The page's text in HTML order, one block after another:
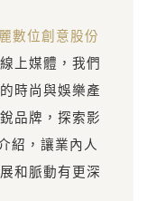
數位創意股份
上媒體，我們
時尚與娛樂產
品牌，探索影
紹，讓業內人
和脈動有更深